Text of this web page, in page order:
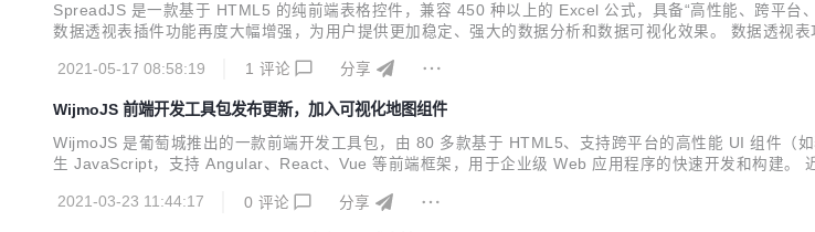
SpreadJS 是一款基于 HTML5 的纯前端表格控件，兼容 450 种以上的 Excel 公式，具备“高性能、跨平
数据透视表插件功能再度大幅增强，为用户提供更加稳定、强大的数据分析和数据可视化效果。 数据透视
2021-05-17 08:58:19
1 评论 分享
WijmoJS 前端开发工具包发布更新，加入可视化地图组件
WijmoJS 是葡萄城推出的一款前端开发工具包，由 80 多款基于 HTML5、支持跨平台的高性能 UI 组件（
生 JavaScript，支持 Angular、React、Vue 等前端框架，用于企业级 Web 应用程序的快速开发和构建。
2021-03-23 11:44:17
0 评论 分享